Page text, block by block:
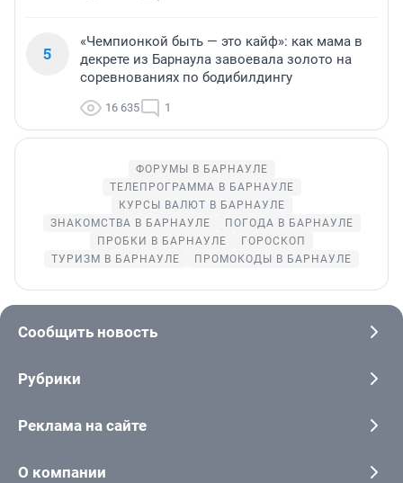
5
«Чемпионкой быть — это кайф»: как мама в
декрете из Барнаула завоевала золото на
соревнованиях по бодибилдингу
16 635 1
ФОРУМЫ В БАРНАУЛЕ
ТЕЛЕПРОГРАММА В БАРНАУЛЕ
КУРСЫ ВАЛЮТ В БАРНАУЛЕ
ЗНАКОМСТВА В БАРНАУЛЕ
ПОГОДА В БАРНАУЛЕ
ПРОБКИ В БАРНАУЛЕ
ГОРОСКОП
ТУРИЗМ В БАРНАУЛЕ
ПРОМОКОДЫ В БАРНАУЛЕ
Сообщить новость
Рубрики
Реклама на сайте
О компании